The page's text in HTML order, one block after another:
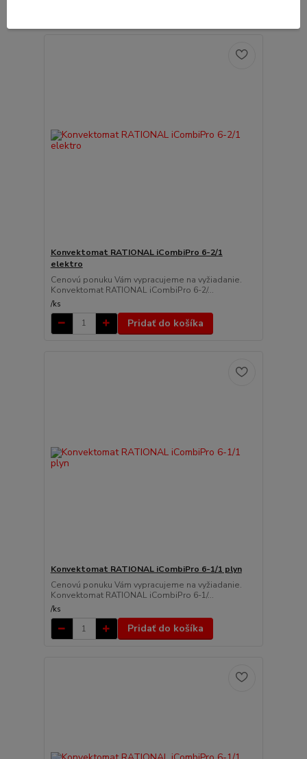
Konvektomat RATIONAL iCombiPro 6-2/1
elektro
Cenovú ponuku Vám vypracujeme na vyžiadanie.
Konvektomat RATIONAL iCombiPro 6-2/...
/ks
Pridať do košíka
Konvektomat RATIONAL iCombiPro 6-1/1 plyn
Cenovú ponuku Vám vypracujeme na vyžiadanie.
Konvektomat RATIONAL iCombiPro 6-1/...
/ks
Pridať do košíka